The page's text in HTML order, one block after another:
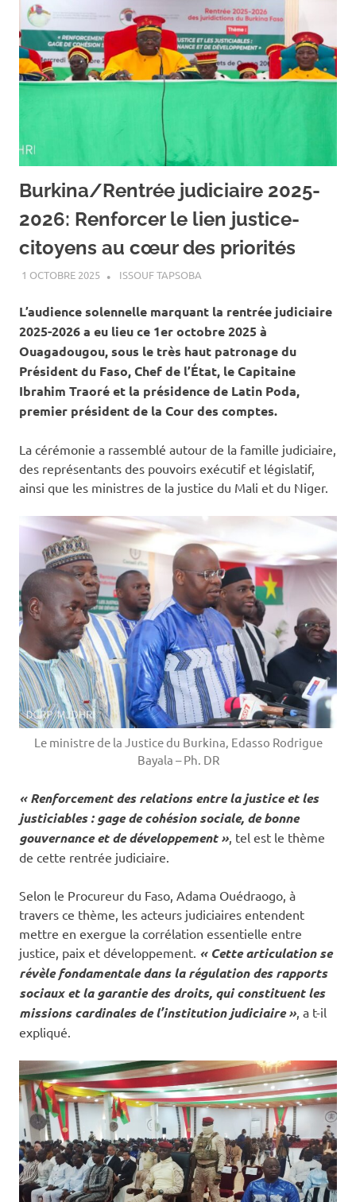
Burkina/Rentrée judiciaire 2025-
2026: Renforcer le lien justice-
citoyens au cœur des priorités
1 OCTOBRE 2025 ISSOUF TAPSOBA
L’audience solennelle marquant la rentrée judiciaire
2025-2026 a eu lieu ce 1er octobre 2025 à
Ouagadougou, sous le très haut patronage du
Président du Faso, Chef de l’État, le Capitaine
Ibrahim Traoré et la présidence de Latin Poda,
premier président de la Cour des comptes.
La cérémonie a rassemblé autour de la famille judiciaire,
des représentants des pouvoirs exécutif et législatif,
ainsi que les ministres de la justice du Mali et du Niger.
Le ministre de la Justice du Burkina, Edasso Rodrigue
Bayala – Ph. DR
« Renforcement des relations entre la justice et les
justiciables : gage de cohésion sociale, de bonne
gouvernance et de développement », tel est le thème
de cette rentrée judiciaire.
Selon le Procureur du Faso, Adama Ouédraogo, à
travers ce thème, les acteurs judiciaires entendent
mettre en exergue la corrélation essentielle entre
justice, paix et développement. « Cette articulation se
révèle fondamentale dans la régulation des rapports
sociaux et la garantie des droits, qui constituent les
missions cardinales de l’institution judiciaire », a t-il
expliqué.